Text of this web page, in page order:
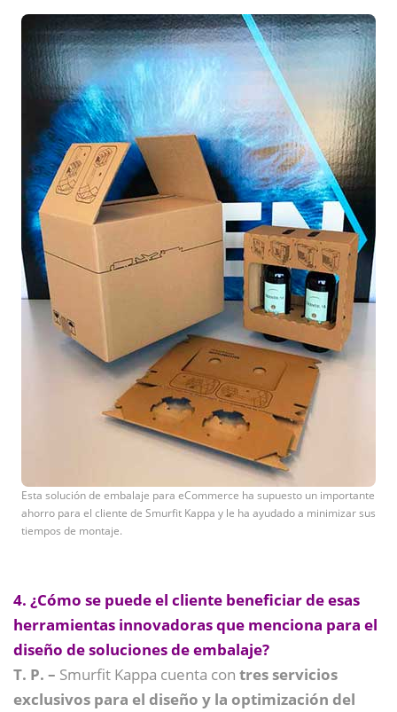
Esta solución de embalaje para eCommerce ha supuesto un importante
ahorro para el cliente de Smurfit Kappa y le ha ayudado a minimizar sus
tiempos de montaje.
4. ¿Cómo se puede el cliente beneficiar de esas
herramientas innovadoras que menciona para el
diseño de soluciones de embalaje?
T. P. – Smurfit Kappa cuenta con tres servicios
exclusivos para el diseño y la optimización del